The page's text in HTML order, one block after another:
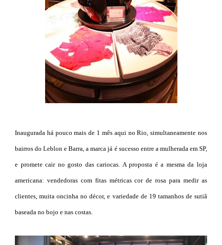
Inaugurada há pouco mais de 1 mês aqui no Rio, simultaneamente nos
bairros do Leblon e Barra, a marca já é sucesso entre a mulherada em SP,
e promete cair no gosto das cariocas. A proposta é a mesma da loja
americana: vendedoras com fitas métricas cor de rosa para medir as
clientes, muita oncinha no décor, e variedade de 19 tamanhos de sutiã
baseada no bojo e nas costas.